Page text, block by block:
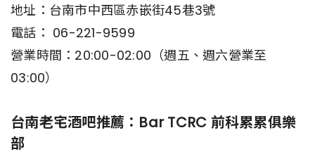
地址：台南市中西區赤嵌街45巷3號
電話： 06-221-9599
營業時間：20:00-02:00（週五、週六營業至
03:00）
台南老宅酒吧推薦：Bar TCRC 前科累累俱樂
部